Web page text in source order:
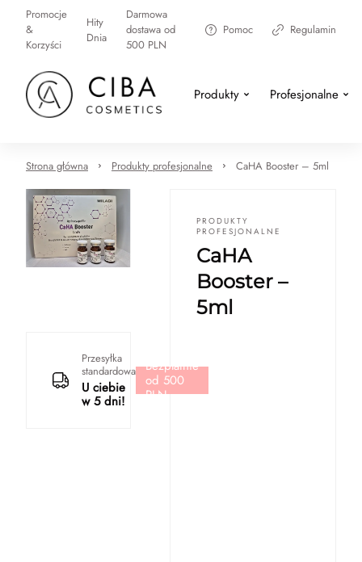
Promocje
&
Korzyści
Hity
Dnia
Darmowa
dostawa od
500 PLN
Pomoc Regulamin
Produkty Profesjonalne
Strona główna Produkty profesjonalne CaHA Booster – 5ml
Przesyłka
standardowa
U ciebie
w 5 dni!
Bezpłatnie
od 500
PLN
PRODUKTY
PROFESJONALNE
CaHA
Booster –
5ml